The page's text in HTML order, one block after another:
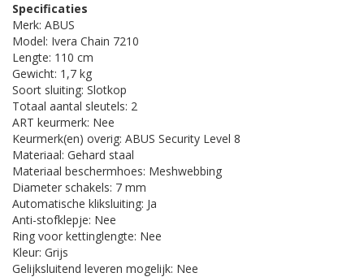
Specificaties
Merk: ABUS
Model: Ivera Chain 7210
Lengte: 110 cm
Gewicht: 1,7 kg
Soort sluiting: Slotkop
Totaal aantal sleutels: 2
ART keurmerk: Nee
Keurmerk(en) overig: ABUS Security Level 8
Materiaal: Gehard staal
Materiaal beschermhoes: Meshwebbing
Diameter schakels: 7 mm
Automatische kliksluiting: Ja
Anti-stofklepje: Nee
Ring voor kettinglengte: Nee
Kleur: Grijs
Gelijksluitend leveren mogelijk: Nee